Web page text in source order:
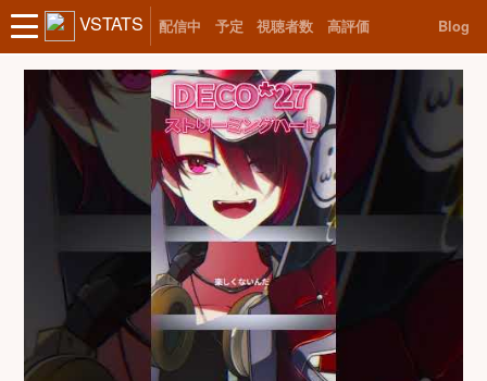
VSTATS 配信中 予定 視聴者数 高評価 Blog